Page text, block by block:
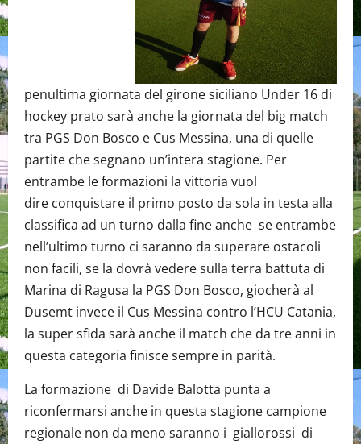
penultima giornata del girone siciliano Under 16 di
hockey prato sarà anche la giornata del big match
tra PGS Don Bosco e Cus Messina, una di quelle
partite che segnano un’intera stagione. Per
entrambe le formazioni la vittoria vuol
dire conquistare il primo posto da sola in testa alla
classifica ad un turno dalla fine anche se entrambe
nell’ultimo turno ci saranno da superare ostacoli
non facili, se la dovrà vedere sulla terra battuta di
Marina di Ragusa la PGS Don Bosco, giocherà al
Dusemt invece il Cus Messina contro l’HCU Catania,
la super sfida sarà anche il match che da tre anni in
questa categoria finisce sempre in parità.
La formazione di Davide Balotta punta a
riconfermarsi anche in questa stagione campione
regionale non da meno saranno i giallorossi di